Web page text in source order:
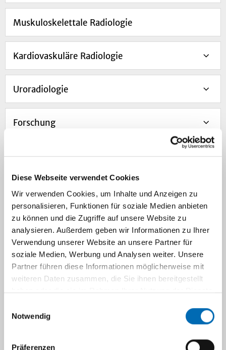
Diese Webseite verwendet Cookies
Wir verwenden Cookies, um Inhalte und Anzeigen zu
personalisieren, Funktionen für soziale Medien anbieten
zu können und die Zugriffe auf unsere Website zu
analysieren. Außerdem geben wir Informationen zu Ihrer
Verwendung unserer Website an unsere Partner für
soziale Medien, Werbung und Analysen weiter. Unsere
Partner führen diese Informationen möglicherweise mit
weiteren Daten zusammen, die Sie ihnen bereitgestellt
haben oder die sie im Rahmen Ihrer Nutzung der Dienste
Notwendig
Präferenzen
Muskuloskelettale Radiologie
Kardiovaskuläre Radiologie
Uroradiologie
Forschung
Weiterbildung
Studierende
Stellenangebote
Kunst in der Radiologie
Kontakt